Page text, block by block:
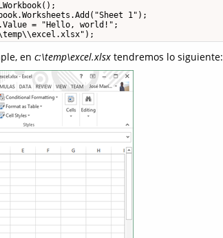
1");
= "Hello, world!";
en c:\temp\excel.xlsxtendremos lo siguiente: